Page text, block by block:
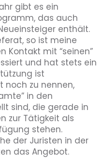
gibt es ein
das auch
enthält.
so ist meine
Kontakt mit “seinen”
und hat stets ein
ist
noch zu nennen,
in den
sind, die gerade in
zur Tätigkeit als
stehen.
der Juristen in der
das Angebot.